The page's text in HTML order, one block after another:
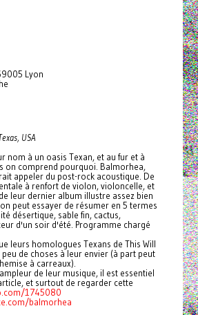
Lyon
USA
nom à un oasis Texan, et au fur et à
on comprend pourquoi. Balmorhea,
appeler du post-rock acoustique. De
à renfort de violon, violoncelle, et
leur dernier album illustre assez bien
peut essayer de résumer en 5 termes
désertique, sable fin, cactus,
d'un soir d'été. Programme chargé
leurs homologues Texans de This Will
de choses à leur envier (à part peut
à carreaux).
de leur musique, il est essentiel
et surtout de regarder cette
1745080
balmorhea